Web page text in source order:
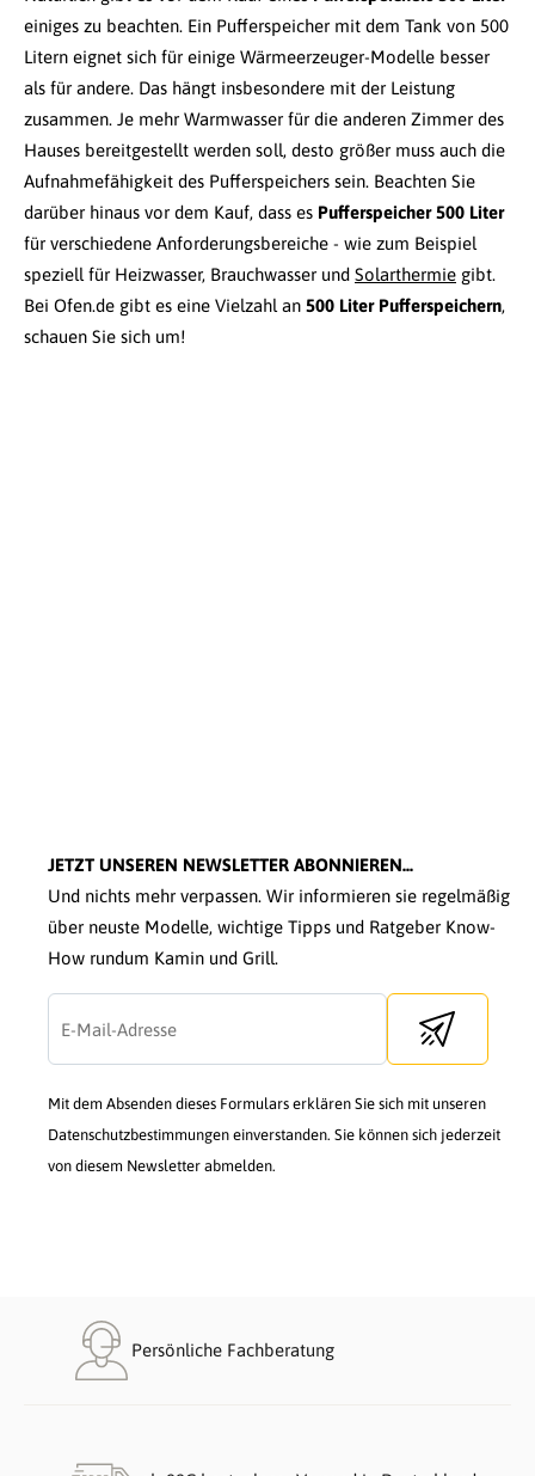
einiges zu beachten. Ein Pufferspeicher mit dem Tank von 500
Litern eignet sich für einige Wärmeerzeuger-Modelle besser
als für andere. Das hängt insbesondere mit der Leistung
zusammen. Je mehr Warmwasser für die anderen Zimmer des
Hauses bereitgestellt werden soll, desto größer muss auch die
Aufnahmefähigkeit des Pufferspeichers sein. Beachten Sie
darüber hinaus vor dem Kauf, dass es Pufferspeicher 500 Liter
für verschiedene Anforderungsbereiche - wie zum Beispiel
speziell für Heizwasser, Brauchwasser und Solarthermie gibt.
Bei Ofen.de gibt es eine Vielzahl an 500 Liter Pufferspeichern,
schauen Sie sich um!
JETZT UNSEREN NEWSLETTER ABONNIEREN...
Und nichts mehr verpassen. Wir informieren sie regelmäßig
über neuste Modelle, wichtige Tipps und Ratgeber Know-
How rundum Kamin und Grill.
Send
Mit dem Absenden dieses Formulars erklären Sie sich mit unseren
Datenschutzbestimmungen einverstanden. Sie können sich jederzeit
von diesem Newsletter abmelden.
Persönliche Fachberatung